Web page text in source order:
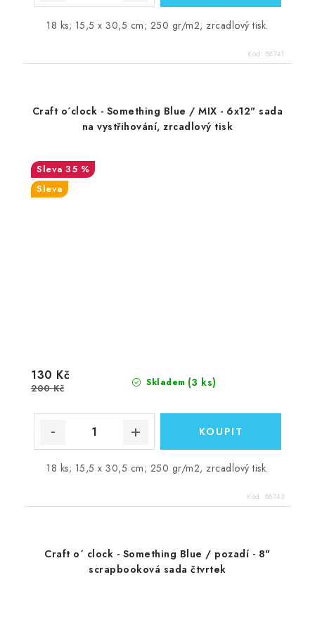
18 ks; 15,5 x 30,5 cm; 250 gr/m2, zrcadlový tisk.
Kód: 88741
Craft o´clock - Something Blue / MIX - 6x12" sada
na vystřihování, zrcadlový tisk
35 %
Sleva
Skladem (3 ks)
130 Kč
200 Kč
18 ks; 15,5 x 30,5 cm; 250 gr/m2, zrcadlový tisk.
Kód: 88743
Craft o´ clock - Something Blue / pozadí - 8"
scrapbooková sada čtvrtek